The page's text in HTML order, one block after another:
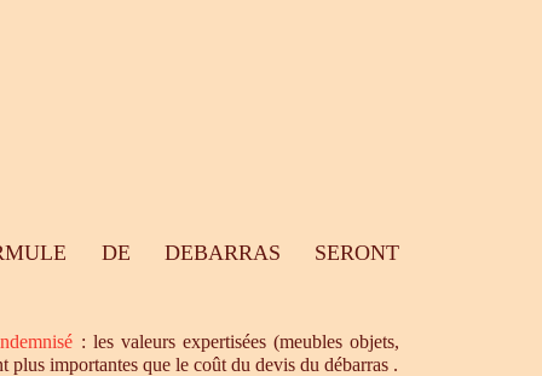
DE DEBARRAS SERONT
: les valeurs expertisées (meubles objets,
plus importantes que le coût du devis du débarras .